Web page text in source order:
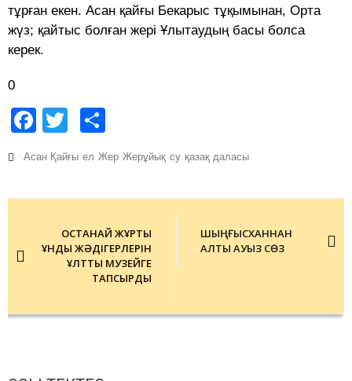
тұрған екен. Асан қайғы Бекарыс тұқымынан, Орта
жүз; қайтыс болған жері Ұлытаудың басы болса
керек.
0
Facebook
Twitter
Асан Қайғы ел Жер Жерұйық су қазақ даласы
navigationҚОСТАНАЙ ЖҰРТЫ
ҚҰНДЫ ЖӘДІГЕРЛЕРІН
ҰЛТТЫҚ МУЗЕЙГЕ
ТАПСЫРДЫ
ШЫҢҒЫСХАННАН
АЛТЫ АУЫЗ СӨЗ